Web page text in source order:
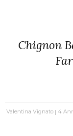
Chignon
Valentina Vignato 4